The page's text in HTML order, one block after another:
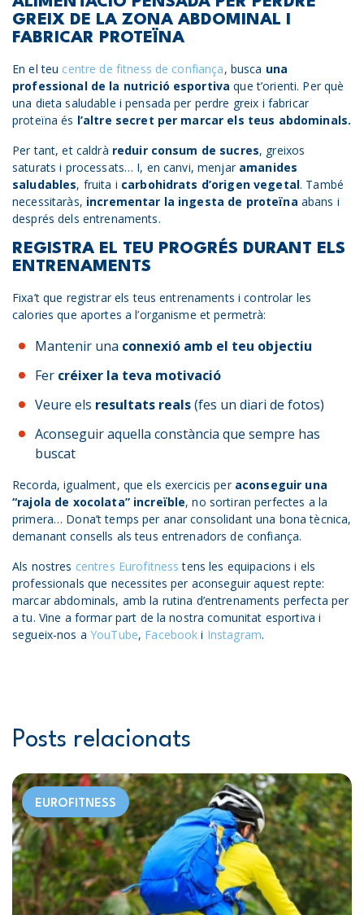
GREIX DE LA ZONA ABDOMINAL I
FABRICAR PROTEÏNA
En el teu centre de fitness de confiança, busca una
professional de la nutrició esportiva que t’orienti. Per què
una dieta saludable i pensada per perdre greix i fabricar
proteïna és l’altre secret per marcar els teus abdominals.
Per tant, et caldrà reduir consum de sucres, greixos
saturats i processats… I, en canvi, menjar amanides
saludables, fruita i carbohidrats d’origen vegetal. També
necessitaràs, incrementar la ingesta de proteïna abans i
després dels entrenaments.
REGISTRA EL TEU PROGRÉS DURANT ELS
ENTRENAMENTS
Fixa’t que registrar els teus entrenaments i controlar les
calories que aportes a l’organisme et permetrà:
Mantenir una connexió amb el teu objectiu
Fer créixer la teva motivació
Veure els resultats reals(fes un diari de fotos)
Aconseguir aquella constància que sempre has
buscat
Recorda, igualment, que els exercicis per aconseguir una
“rajola de xocolata” increïble, no sortiran perfectes a la
primera… Dona’t temps per anar consolidant una bona tècnica,
demanant consells als teus entrenadors de confiança.
Als nostres centres Eurofitness tens les equipacions i els
professionals que necessites per aconseguir aquest repte:
marcar abdominals, amb la rutina d’entrenaments perfecta per
a tu. Vine a formar part de la nostra comunitat esportiva i
segueix-nos a YouTube, Facebook i Instagram.
Posts relacionats
EUROFITNESS